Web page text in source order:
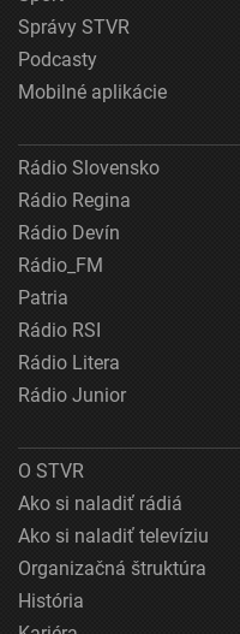
Správy STVR
Podcasty
Mobilné aplikácie
Rádio Slovensko
Rádio Regina
Rádio Devín
Rádio_FM
Patria
Rádio RSI
Rádio Litera
Rádio Junior
O STVR
Ako si naladiť rádiá
Ako si naladiť televíziu
Organizačná štruktúra
História